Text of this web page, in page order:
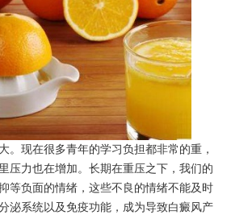
现在很多青年的学习负担都非常的重，
压力也在增加。长期在重压之下，我们的
等负面的情绪，这些不良的情绪不能及时
泌系统以及免疫功能，成为导致白癜风产